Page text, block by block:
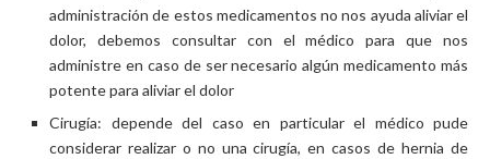
administración de estos medicamentos no nos ayuda aliviar el
dolor, debemos consultar con el médico para que nos
administre en caso de ser necesario algún medicamento más
potente para aliviar el dolor
Cirugía: depende del caso en particular el médico pude
considerar realizar o no una cirugía, en casos de hernia de